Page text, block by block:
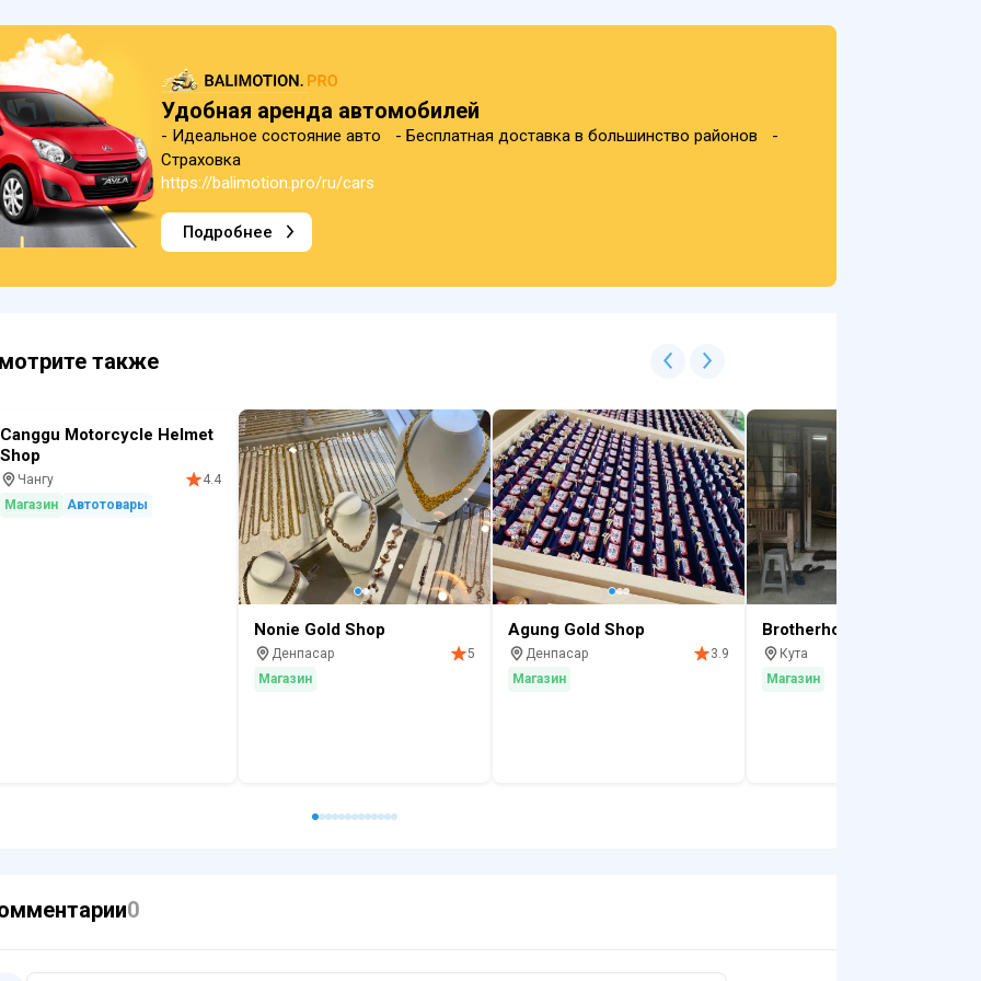
Удобная аренда автомобилей
- Идеальное состояние авто - Бесплатная доставка в большинство районов -
Страховка
https://balimotion.pro/ru/cars
Подробнее
также
Canggu Motorcycle Helmet
Shop
Чангу
4.4
Магазин Автотовары
Nonie Gold Shop
Денпасар
5
Магазин
Agung Gold Shop
Денпасар
3.9
Магазин
Brotherhood surf shop
Кута
Магазин
0